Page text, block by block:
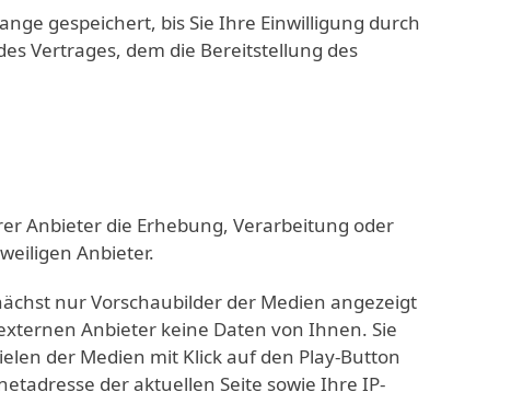
gespeichert, bis Sie Ihre Einwilligung durch
Vertrages, dem die Bereitstellung des
Anbieter die Erhebung, Verarbeitung oder
Anbieter.
nur Vorschaubilder der Medien angezeigt
Anbieter keine Daten von Ihnen. Sie
der Medien mit Klick auf den Play-Button
der aktuellen Seite sowie Ihre IP-